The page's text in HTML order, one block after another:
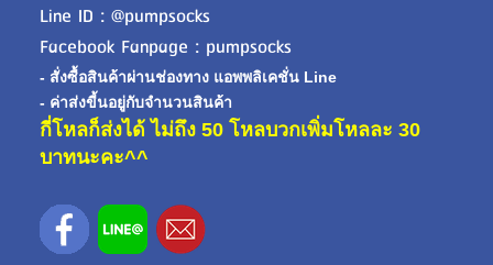
Line ID : @pumpsocks
Facebook Fanpage : pumpsocks
- สั่งซื้อสินค้าผ่านช่องทาง แอพพลิเคชั่น Line
- ค่าส่งขี้นอยู่กับจำนวนสินค้า
กี่โหลก็ส่งได้ ไม่ถึง 50 โหลบวกเพิ่มโหลละ 30
บาทนะคะ^^